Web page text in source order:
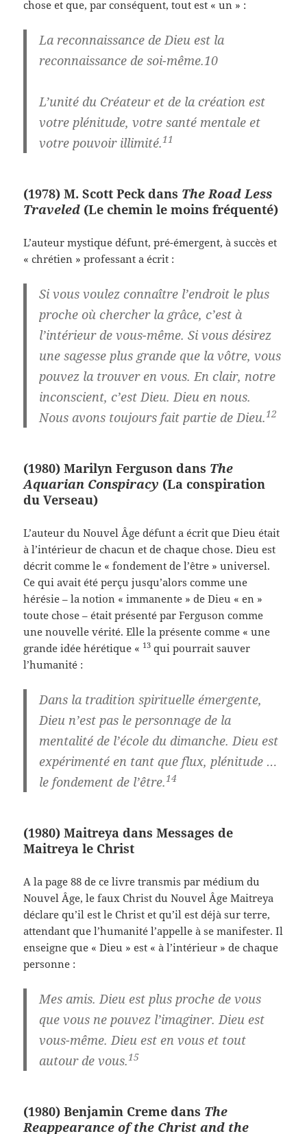
chose et que, par conséquent, tout est « un » :
La reconnaissance de Dieu est la
reconnaissance de soi-même.10
L’unité du Créateur et de la création est
votre plénitude, votre santé mentale et
votre pouvoir illimité.11
(1978) M. Scott Peck dans The Road Less
Traveled (Le chemin le moins fréquenté)
L’auteur mystique défunt, pré-émergent, à succès et
« chrétien » professant a écrit :
Si vous voulez connaître l’endroit le plus
proche où chercher la grâce, c’est à
l’intérieur de vous-même. Si vous désirez
une sagesse plus grande que la vôtre, vous
pouvez la trouver en vous. En clair, notre
inconscient, c’est Dieu. Dieu en nous.
Nous avons toujours fait partie de Dieu.12
(1980) Marilyn Ferguson dans The
Aquarian Conspiracy (La conspiration
du Verseau)
L’auteur du Nouvel Âge défunt a écrit que Dieu était
à l’intérieur de chacun et de chaque chose. Dieu est
décrit comme le « fondement de l’être » universel.
Ce qui avait été perçu jusqu’alors comme une
hérésie – la notion « immanente » de Dieu « en »
toute chose – était présenté par Ferguson comme
une nouvelle vérité. Elle la présente comme « une
grande idée hérétique « 13 qui pourrait sauver
l’humanité :
Dans la tradition spirituelle émergente,
Dieu n’est pas le personnage de la
mentalité de l’école du dimanche. Dieu est
expérimenté en tant que flux, plénitude …
le fondement de l’être.14
(1980) Maitreya dans Messages de
Maitreya le Christ
A la page 88 de ce livre transmis par médium du
Nouvel Âge, le faux Christ du Nouvel Âge Maitreya
déclare qu’il est le Christ et qu’il est déjà sur terre,
attendant que l’humanité l’appelle à se manifester. Il
enseigne que « Dieu » est « à l’intérieur » de chaque
personne :
Mes amis. Dieu est plus proche de vous
que vous ne pouvez l’imaginer. Dieu est
vous-même. Dieu est en vous et tout
autour de vous.15
(1980) Benjamin Creme dans The
Reappearance of the Christ and the